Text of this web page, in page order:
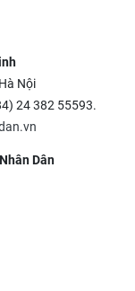
Nội
24 382 55593.
Dân